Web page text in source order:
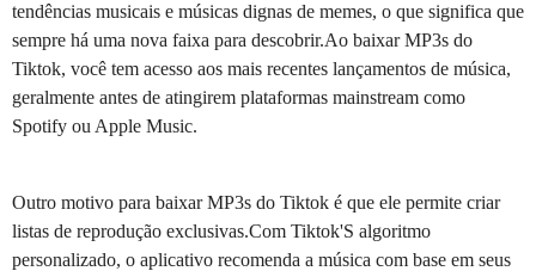
tendências musicais e músicas dignas de memes, o que significa que
sempre há uma nova faixa para descobrir.Ao baixar MP3s do
Tiktok, você tem acesso aos mais recentes lançamentos de música,
geralmente antes de atingirem plataformas mainstream como
Spotify ou Apple Music.
Outro motivo para baixar MP3s do Tiktok é que ele permite criar
listas de reprodução exclusivas.Com Tiktok'S algoritmo
personalizado, o aplicativo recomenda a música com base em seus